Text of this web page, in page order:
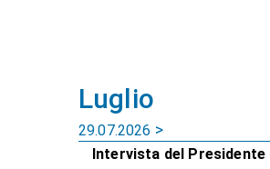
Luglio
29.07.2026
Intervista del Presidente